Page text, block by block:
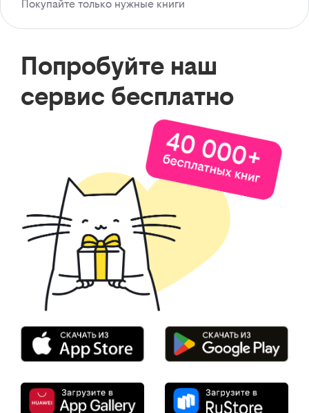
Покупайте только нужные книги
Попробуйте наш
сервис бесплатно